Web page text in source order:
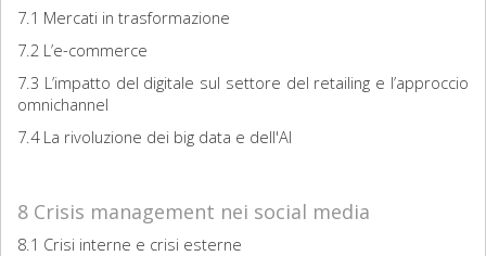
7.1 Mercati in trasformazione
7.2 L’e-commerce
7.3 L’impatto del digitale sul settore del retailing e l’approccio
omnichannel
7.4 La rivoluzione dei big data e dell'AI
8 Crisis management nei social media
8.1 Crisi interne e crisi esterne